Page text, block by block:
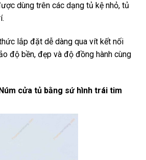
dùng trên các dạng tủ kệ nhỏ, tủ
lắp đặt dễ dàng qua vít kết nối
độ bền, đẹp và độ đồng hành cùng
cửa tủ bằng sứ hình trái tim